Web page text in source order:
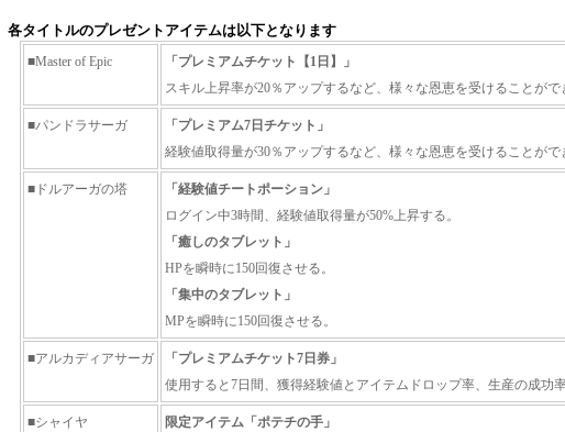
各タイトルのプレゼントアイテムは以下となります
■Master of Epic
「プレミアムチケット【1日】」
スキル上昇率が20％アップするなど、様々な恩恵を受けることがで
■パンドラサーガ
「プレミアム7日チケット」
経験値取得量が30％アップするなど、様々な恩恵を受けることがで
■ドルアーガの塔
「経験値チートポーション」
ログイン中3時間、経験値取得量が50%上昇する。
「癒しのタブレット」
HPを瞬時に150回復させる。
「集中のタブレット」
MPを瞬時に150回復させる。
■アルカディアサーガ
「プレミアムチケット7日券」
使用すると7日間、獲得経験値とアイテムドロップ率、生産の成功
■シャイヤ
限定アイテム「ポテチの手」